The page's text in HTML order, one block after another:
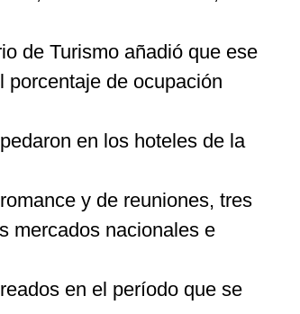
de Turismo añadió que ese
porcentaje de ocupación
en los hoteles de la
y de reuniones, tres
mercados nacionales e
en el período que se